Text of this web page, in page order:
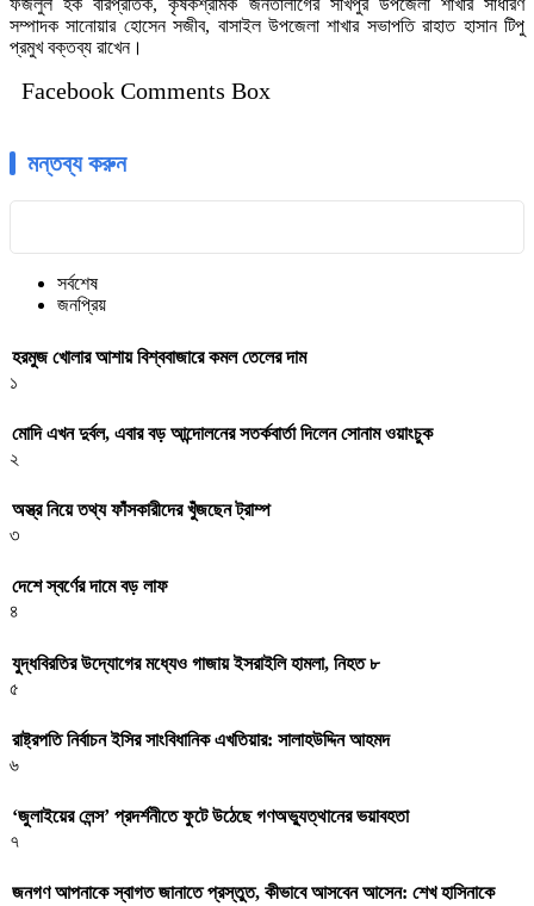
ফজলুল হক বীরপ্রতিক, কৃষকশ্রমিক জনতালীগের সখিপুর উপজেলা শাখার সাধারণ
সম্পাদক সানোয়ার হোসেন সজীব, বাসাইল উপজেলা শাখার সভাপতি রাহাত হাসান টিপু
প্রমুখ বক্তব্য রাখেন।
Facebook Comments Box
মন্তব্য করুন
সর্বশেষ
জনপ্রিয়
হরমুজ খোলার আশায় বিশ্ববাজারে কমল তেলের দাম
১
মোদি এখন দুর্বল, এবার বড় আন্দোলনের সতর্কবার্তা দিলেন সোনাম ওয়াংচুক
২
অস্ত্র নিয়ে তথ্য ফাঁসকারীদের খুঁজছেন ট্রাম্প
৩
দেশে স্বর্ণের দামে বড় লাফ
৪
যুদ্ধবিরতির উদ্যোগের মধ্যেও গাজায় ইসরাইলি হামলা, নিহত ৮
৫
রাষ্ট্রপতি নির্বাচন ইসির সাংবিধানিক এখতিয়ার: সালাহউদ্দিন আহমদ
৬
‘জুলাইয়ের লেন্স’ প্রদর্শনীতে ফুটে উঠেছে গণঅভ্যুত্থানের ভয়াবহতা
৭
জনগণ আপনাকে স্বাগত জানাতে প্রস্তুত, কীভাবে আসবেন আসেন: শেখ হাসিনাকে